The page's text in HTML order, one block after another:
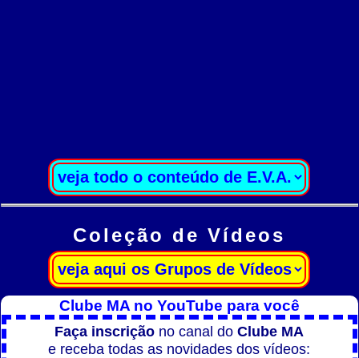
Coleção de Vídeos
Clube MA no YouTube para você
Faça inscrição no canal doClube MA
e receba todas as novidades dos vídeos: